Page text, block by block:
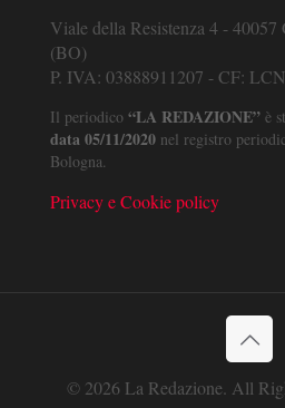
Viale della Resistenza 4 -
(BO)
P. IVA: 03888911207 - CF:
Il periodico “LA REDAZIONE” è
data 05/11/2020 nel registro
Bologna.
Privacy e Cookie policy
© 2026 La Redazione. All